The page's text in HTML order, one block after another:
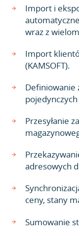
Import i
wraz z
Import
(KAMSOFT).
Definiowanie
Przesyłanie
adresowych
ceny, stany
Sumowanie